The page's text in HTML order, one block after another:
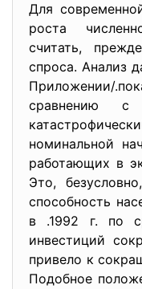
Для
роста
считать,
спроса. Анализ
Приложении/
сравнению
номинальной
работающих в
Это,
способность
в .1992 г. по
инвестиций
привело к
Подобное